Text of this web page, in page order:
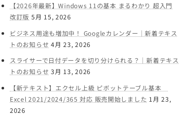
【2026年最新】Windows 11の基本 まるわかり 超入門
改訂版 5月 15, 2026
ビジネス用途も増加中！ Googleカレンダー｜新着テキス
トのお知らせ 4月 23, 2026
スライサーで日付データを切り分けられる？｜新着テキス
トのお知らせ 3月 13, 2026
【新テキスト】エクセル上級 ピボットテーブル基本
Excel 2021/2024/365 対応 販売開始しました 1月 23,
2026